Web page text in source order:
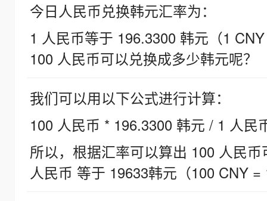
今日人民币兑换韩元汇率为：
1 人民币等于 196.3300 韩元（1
100 人民币可以兑换成多少韩元呢？
我们可以用以下公式进行计算：
100 人民币 * 196.3300 韩元 / 1 人民
所以，根据汇率可以算出 100 人民
人民币 等于 19633韩元（100 CNY =